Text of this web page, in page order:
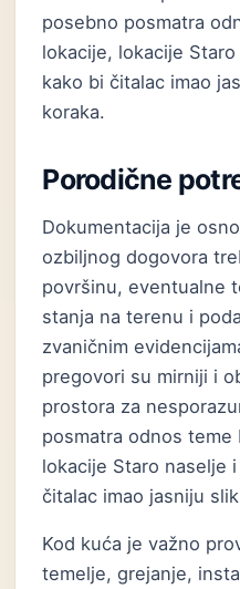
posebno posmatra
lokacije, lokacije
kako bi čitalac imao
koraka.
Porodične
Dokumentacija je
ozbiljnog dogovora
površinu, eventualne
stanja na terenu i
zvaničnim
pregovori su mirniji i
prostora za
posmatra odnos
lokacije Staro naselje
čitalac imao jasniju
Kod kuća je važno
temelje, grejanje,